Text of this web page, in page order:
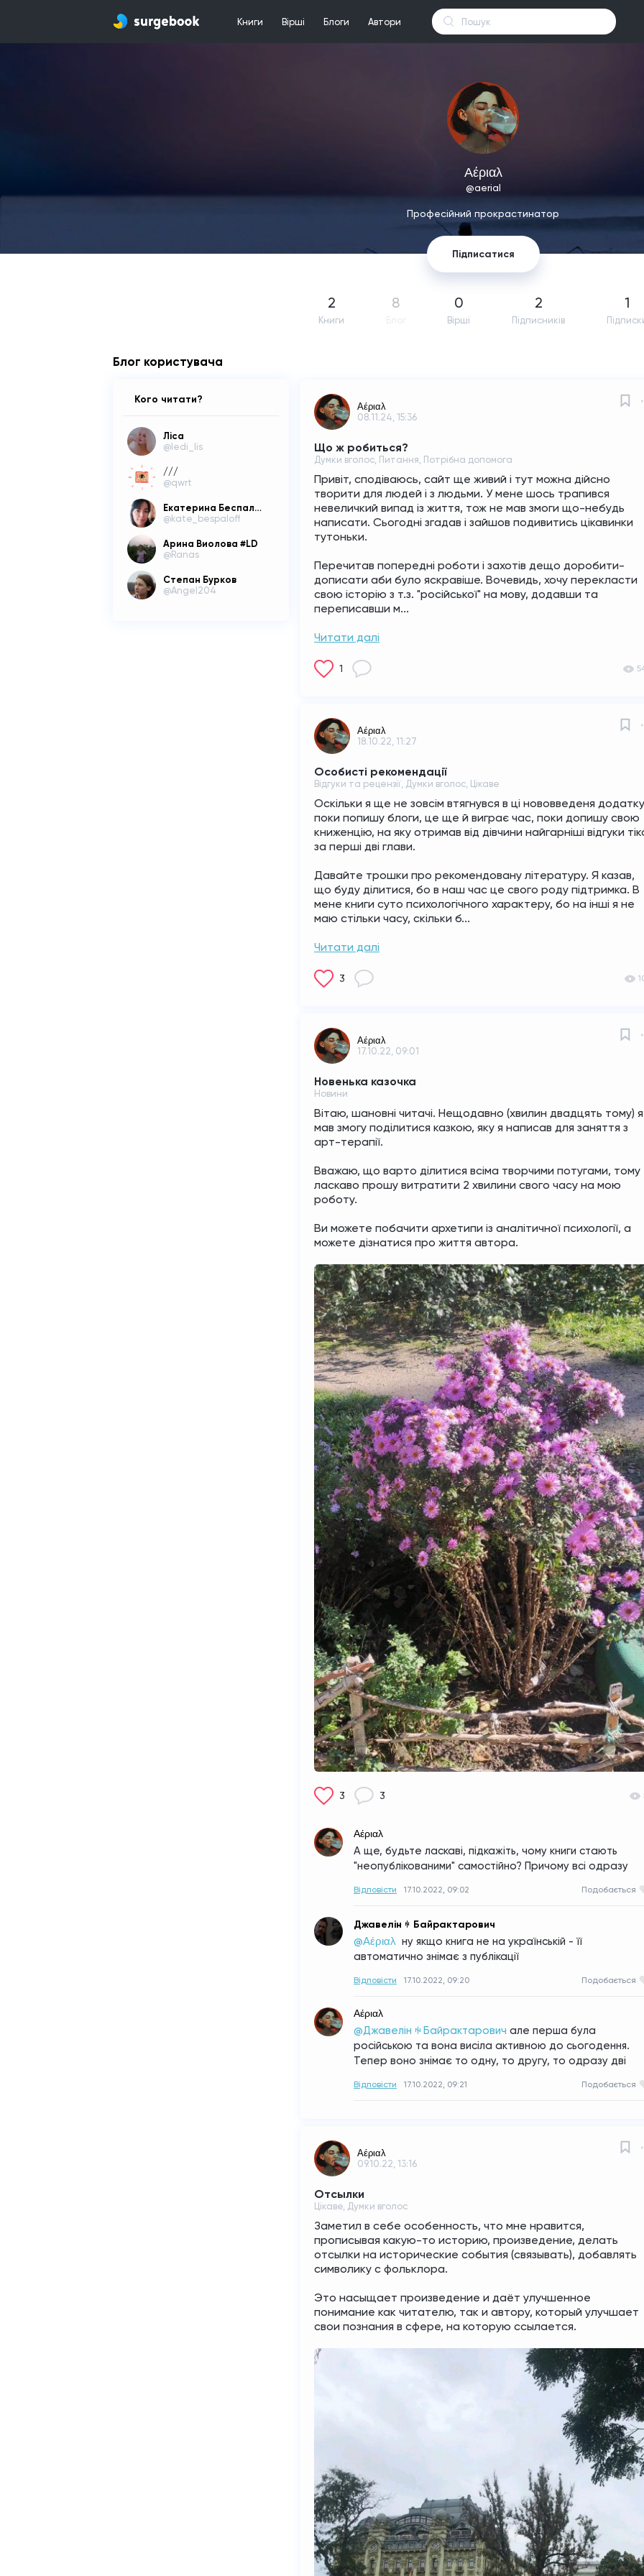
Книги Вірші Блоги Автори
Αέριαλ
@aerial
Професійний прокрастинатор
Підписатися
2
Книги
8 0
Вірші
2
Підпиcників
1
Блог користувача
Кого читати?
Ліса
@ledi_lis
///
@qwrt
Екатерина Беспалова
@kate_bespaloff
Арина Виолова #LD
@Ranas
Степан Бурков
@Angel204
Αέριαλ
08.11.24, 15:36
Що ж робиться?
Думки вголос, Питання, Потрібна допомога
Привіт, сподіваюсь, сайт ще живий і тут можна дійсно
творити для людей і з людьми. У мене шось трапився
невеличкий випад із життя, тож не мав змоги що-небудь
написати. Сьогодні згадав і зайшов подивитись цікавинки
тутоньки.
Перечитав попередні роботи і захотів дещо доробити-
дописати аби було яскравіше. Вочевидь, хочу перекласти
свою історію з т.з. "російської" на мову, додавши та
переписавши м...
Читати далі
1
Αέριαλ
18.10.22, 11:27
Особисті рекомендації
Відгуки та рецензії, Думки вголос, Цікаве
Оскільки я ще не зовсім втягнувся в ці нововведеня
поки попишу блоги, це ще й виграє час, поки допишу свою
книженцію, на яку отримав від дівчини найгарніші відгуки
за перші дві глави.
Давайте трошки про рекомендовану літературу. Я казав,
що буду ділитися, бо в наш час це свого роду підтримка. В
мене книги суто психологічного характеру, бо на інші я не
маю стільки часу, скільки б...
Читати далі
3
Αέριαλ
17.10.22, 09:01
Новенька казочка
Новини
Вітаю, шановні читачі. Нещодавно (хвилин двадцять тому) я
мав змогу поділитися казкою, яку я написав для заняття з
арт-терапії.
Вважаю, що варто ділитися всіма творчими потугами, тому
ласкаво прошу витратити 2 хвилини свого часу на мою
роботу.
Ви можете побачити архетипи із аналітичної психології, а
можете дізнатися про життя автора.
3 3
Αέριαλ
А ще, будьте ласкаві, підкажіть, чому книги стають
"неопублікованими" самостійно? Причому всі одразу
Відповісти 17.10.2022, 09:02 Подобається
Джавелін ꑭ Байрактарович
@Αέριαλ ну якщо книга не на українській - її
автоматично знімає з публікації
Відповісти 17.10.2022, 09:20 Подобається
Αέριαλ
@Джавелін ꑭ Байрактарович але перша була
російською та вона висіла активною до сьогодення.
Тепер воно знімає то одну, то другу, то одразу дві
Відповісти 17.10.2022, 09:21 Подобається
Αέριαλ
09.10.22, 13:16
Отсылки
Цікаве, Думки вголос
Заметил в себе особенность, что мне нравится,
прописывая какую-то историю, произведение, делать
отсылки на исторические события (связывать), добавлять
символику с фольклора.
Это насыщает произведение и даёт улучшенное
понимание как читателю, так и автору, который улучшает
свои познания в сфере, на которую ссылается.